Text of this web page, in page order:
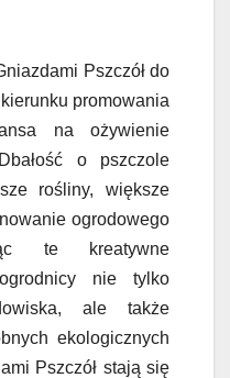
Pszczół do
promowania
na ożywienie
o pszczole
rośliny, większe
ogrodowego
te kreatywne
nie tylko
ale także
ekologicznych
Pszczół stają się